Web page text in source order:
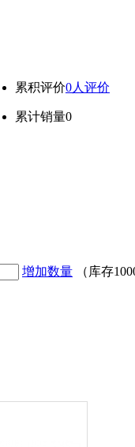
累积评价0人评价
累计销量0
增加数量 （库存